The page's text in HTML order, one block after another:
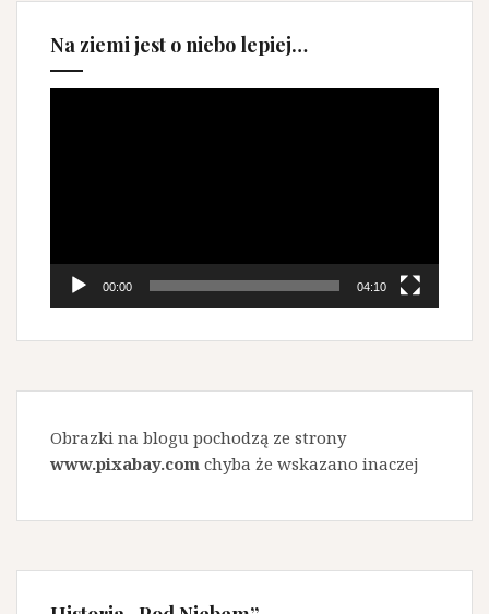
Na ziemi jest o niebo lepiej…
00:00 04:10
Obrazki na blogu pochodzą ze strony
www.pixabay.com chyba że wskazano inaczej